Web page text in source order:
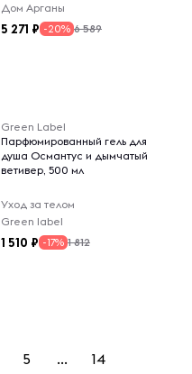
Дом Арганы
5 271 -20% 6 589
Green Label
Парфюмированный гель для
душа Османтус и дымчатый
ветивер, 500 мл
Уход за телом
Green label
1 510 -17% 1 812
5 ... 14